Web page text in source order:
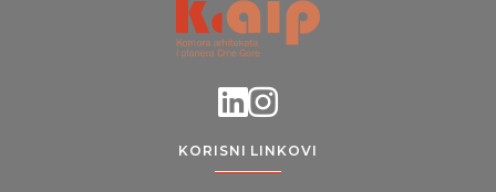
KORISNI LINKOVI